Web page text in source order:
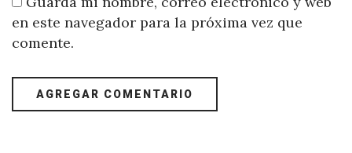
en este navegador para la próxima vez que
comente.